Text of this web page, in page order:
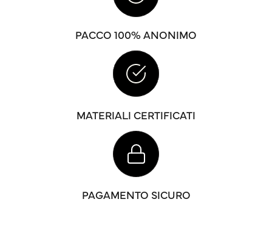
PACCO 100% ANONIMO
MATERIALI CERTIFICATI
PAGAMENTO SICURO